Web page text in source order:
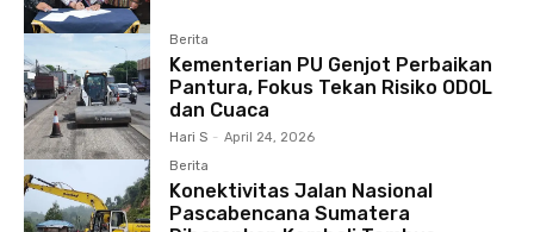
Berita
Kementerian PU Genjot Perbaikan
Pantura, Fokus Tekan Risiko ODOL
dan Cuaca
Hari S - April 24, 2026
Berita
Konektivitas Jalan Nasional
Pascabencana Sumatera